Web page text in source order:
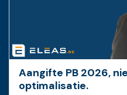
Aangifte PB 2026,
optimalisatie.